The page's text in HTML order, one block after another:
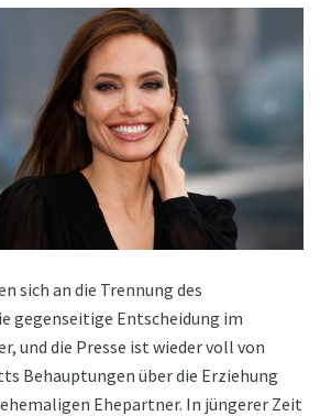
sich an die Trennung des
gegenseitige Entscheidung im
und die Presse ist wieder voll von
Behauptungen über die Erziehung
Ehepartner. In jüngerer Zeit